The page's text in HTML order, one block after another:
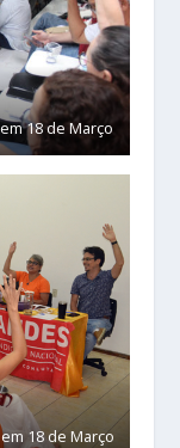
18 de Março
18 de Março